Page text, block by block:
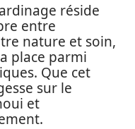
réside
entre
nature et soin,
place parmi
Que cet
sur le
et